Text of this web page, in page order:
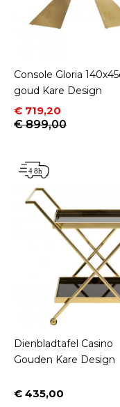
Console Gloria
goud Kare Design
Prijs
€ 719,20
Normale prijs
€ 899,00
Dienbladtafel Casino
Gouden Kare Design
Prijs
€ 435,00